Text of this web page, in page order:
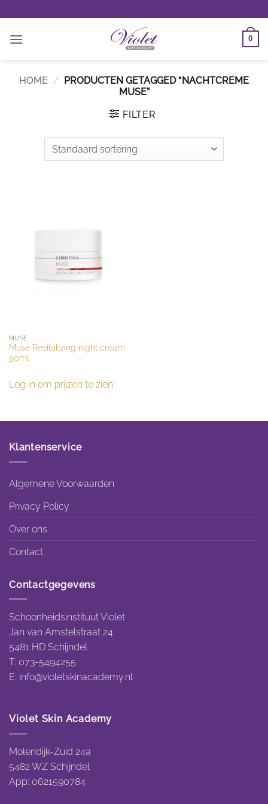
naar
inhoud
0
HOME / PRODUCTEN GETAGGED “NACHTCREME
MUSE”
FILTER
MUSE
Muse Revitalizing night cream
50ml
Log in om prijzen te zien
Klantenservice
Algemene Voorwaarden
Privacy Policy
Over ons
Contact
Contactgegevens
Schoonheidsinstituut Violet
Jan van Amstelstraat 24
5481 HD Schijndel
T: 073-5494255
E: info@violetskinacademy.nl
Violet Skin Academy
Molendijk-Zuid 24a
5482 WZ Schijndel
App: 0621590784